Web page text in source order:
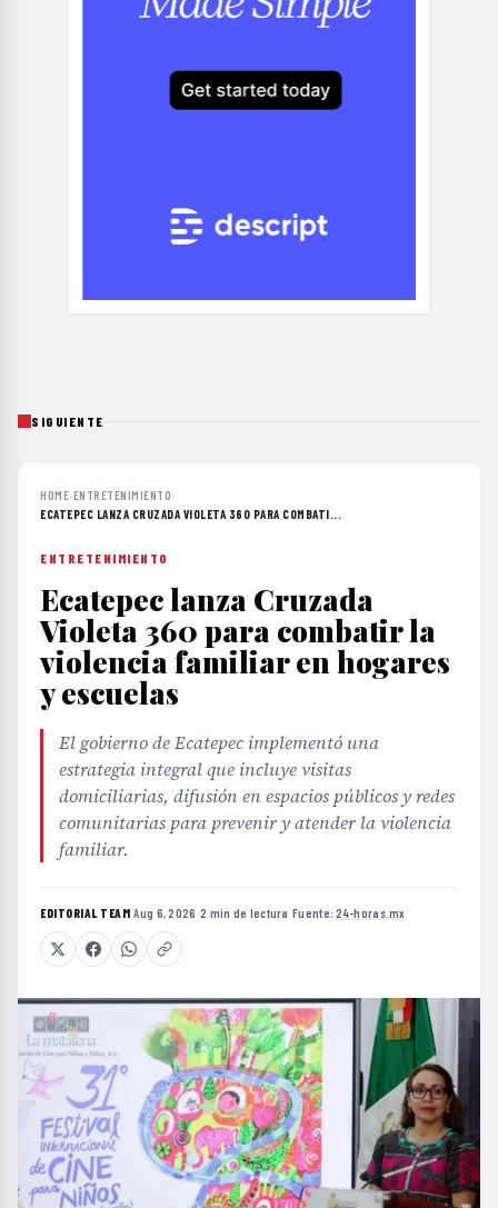
SIGUIENTE
HOME›ENTRETENIMIENTO›
ECATEPEC LANZA CRUZADA VIOLETA 360 PARA COMBATI...
ENTRETENIMIENTO
Ecatepec lanza Cruzada
Violeta 360 para combatir la
violencia familiar en hogares
y escuelas
El gobierno de Ecatepec implementó una
estrategia integral que incluye visitas
domiciliarias, difusión en espacios públicos y redes
comunitarias para prevenir y atender la violencia
familiar.
EDITORIAL TEAM·Aug 6, 2026 ·2 min de lectura ·Fuente:24-horas.mx